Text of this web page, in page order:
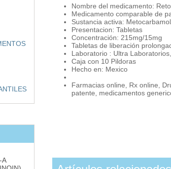
A
Nombre del medicamento:
Medicamento comparable de
Sustancia activa:
Presentacion: Tabletas
Concentración: 215mg/15mg
Tabletas de liberación
Laboratorio : Ultra
Caja con 10 Pildoras
Hecho en: Mexico
Farmacias online, Rx online,
patente, medicamentos